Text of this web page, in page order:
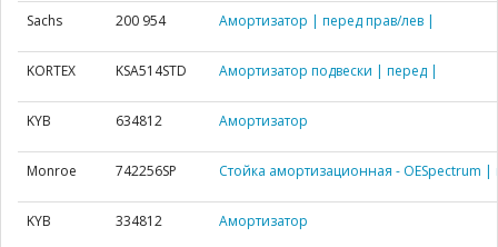
Sachs 200 954 Амортизатор | перед прав/лев |
KORTEX KSA514STD Амортизатор подвески | перед |
KYB 634812 Амортизатор
Monroe 742256SP Стойка амортизационная - OESpectrum
KYB 334812 Амортизатор